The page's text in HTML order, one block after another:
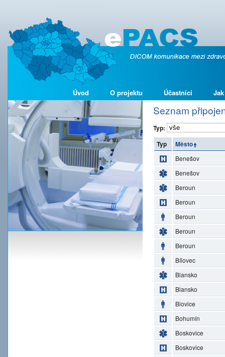
Úvod O projektu Účastníci
Seznam
Typ:
Typ
Město
Benešov
Benešov
Beroun
Beroun
Beroun
Beroun
Beroun
Bílovec
Blansko
Blansko
Blovice
Bohumín
Boskovice
Boskovice